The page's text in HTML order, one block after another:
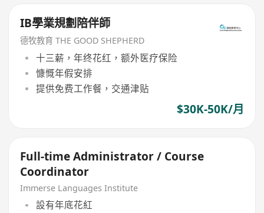
IB學業規劃陪伴師
德牧教育 THE GOOD SHEPHERD
十三薪，年终花红，额外医疗保险
慷慨年假安排
提供免费工作餐，交通津贴
$30K-50K/月
Full-time Administrator / Course
Coordinator
Immerse Languages Institute
設有年底花紅